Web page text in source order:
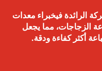
الرائدة فيخبراء معدات
الزجاجات، مما يجعل
أكثر كفاءة ودقة.